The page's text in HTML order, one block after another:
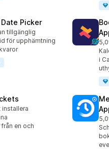
Picker
tillgänglig
för upphämtning
5,0
i
installera
en och
5,0